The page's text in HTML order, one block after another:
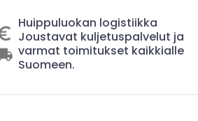
Huippuluokan logistiikka
Joustavat kuljetuspalvelut ja
varmat toimitukset kaikkialle
Suomeen.